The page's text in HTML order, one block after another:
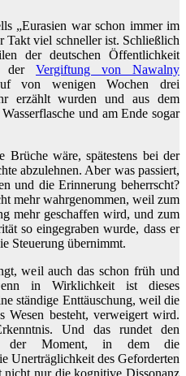
„Eurasien war schon immer im
Takt viel schneller ist. Schließlich
der deutschen Öffentlichkeit
der Vergiftung von Nawalny
von wenigen Wochen drei
erzählt wurden und aus dem
und am Ende sogar
Brüche wäre, spätestens bei der
abzulehnen. Aber was passiert,
und die Erinnerung beherrscht?
mehr wahrgenommen, weil zum
mehr geschaffen wird, und zum
so eingegraben wurde, dass er
Steuerung übernimmt.
weil auch das schon früh und
in Wirklichkeit ist dieses
ständige Enttäuschung, weil die
Wesen besteht, verweigert wird.
Und das rundet den
der Moment, in dem die
Unerträglichkeit des Geforderten